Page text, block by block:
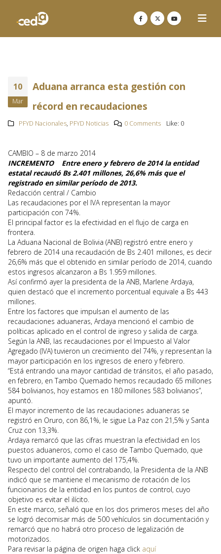
10
Mar
Aduana arranca esta gestión con
récord en recaudaciones
PFYD Nacionales, PFYD Noticias 0 Comments Like: 0
CAMBIO – 8 de marzo 2014
INCREMENTO Entre enero y febrero de 2014 la entidad
estatal recaudó Bs 2.401 millones, 26,6% más que el
registrado en similar período de 2013.
Redacción central / Cambio
Las recaudaciones por el IVA representan la mayor
participación con 74%.
El principal factor es la efectividad en el flujo de carga en
frontera.
La Aduana Nacional de Bolivia (ANB) registró entre enero y
febrero de 2014 una recaudación de Bs 2.401 millones, es decir
26,6% más que el obtenido en similar período de 2014, cuando
estos ingresos alcanzaron a Bs 1.959 millones.
Así confirmó ayer la presidenta de la ANB, Marlene Ardaya,
quien destacó que el incremento porcentual equivale a Bs 443
millones.
Entre los factores que impulsan el aumento de las
recaudaciones aduaneras, Ardaya mencionó el cambio de
políticas aplicado en el control de ingreso y salida de carga.
Según la ANB, las recaudaciones por el Impuesto al Valor
Agregado (IVA) tuvieron un crecimiento del 74%, y representan la
mayor participación en los ingresos de enero y febrero.
“Está entrando una mayor cantidad de tránsitos, el año pasado,
en febrero, en Tambo Quemado hemos recaudado 65 millones
584 bolivianos, hoy estamos en 180 millones 583 bolivianos”,
apuntó.
El mayor incremento de las recaudaciones aduaneras se
registró en Oruro, con 86,1%, le sigue La Paz con 21,5% y Santa
Cruz con 13,3%.
Ardaya remarcó que las cifras muestran la efectividad en los
puestos aduaneros, como el caso de Tambo Quemado, que
tuvo un importante aumento del 175,4%.
Respecto del control del contrabando, la Presidenta de la ANB
indicó que se mantiene el mecanismo de rotación de los
funcionarios de la entidad en los puntos de control, cuyo
objetivo es evitar el ilícito.
En este marco, señaló que en los dos primeros meses del año
se logró decomisar más de 500 vehículos sin documentación y
remarcó que no habrá otro proceso de legalización de
motorizados.
Para revisar la página de origen haga click aquí